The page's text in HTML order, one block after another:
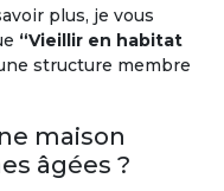
plus, je vous
“Vieillir en habitat
structure membre
maison
âgées ?